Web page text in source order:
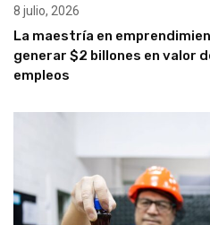
8 julio, 2026
La maestría en
generar $2 billones en valor
empleos